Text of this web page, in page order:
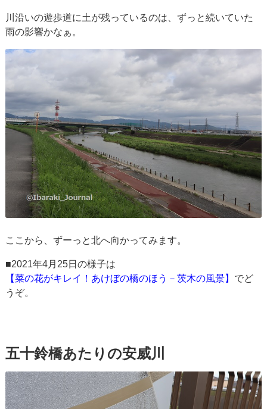
川沿いの遊歩道に土が残っているのは、ずっと続いていた
雨の影響かなぁ。
ここから、ずーっと北へ向かってみます。
■2021年4月25日の様子は
【菜の花がキレイ！あけぼの橋のほう－茨木の風景】 でど
うぞ。
五十鈴橋あたりの安威川